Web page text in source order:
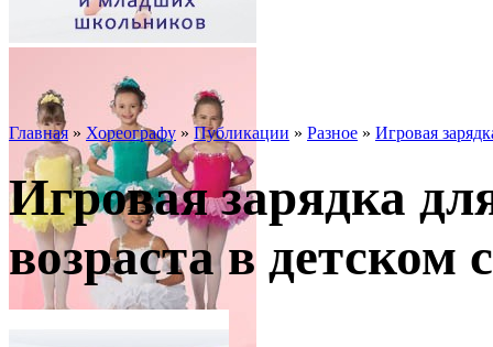
Главная » Хореографу » Публикации » Разное » Игровая
Игровая зарядка
возраста в детском